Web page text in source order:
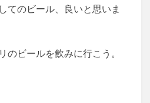
てのビール、良いと思いま
のビールを飲みに行こう。